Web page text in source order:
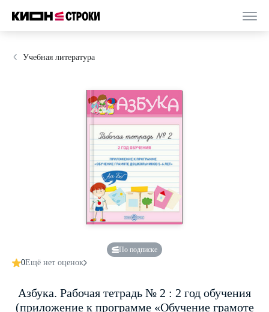
Учебная литература
По подписке
0Ещё нет оценок
Азбука. Рабочая тетрадь № 2 : 2 год обучения
(приложение к программе «Обучение грамоте